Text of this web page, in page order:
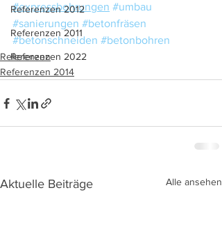
Referenzen 2012
Referenzen 2011
Referenzen 2022
#expressbohrungen #umbau
#sanierungen #betonfräsen
#betonschneiden #betonbohren
Referenzen
Referenzen 2014
Aktuelle Beiträge Alle ansehen